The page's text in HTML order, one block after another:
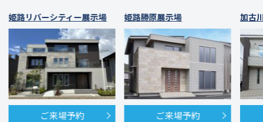
姫路リバーシティー展示場
ご来場予約
姫路勝原展示場
ご来場予約
加古